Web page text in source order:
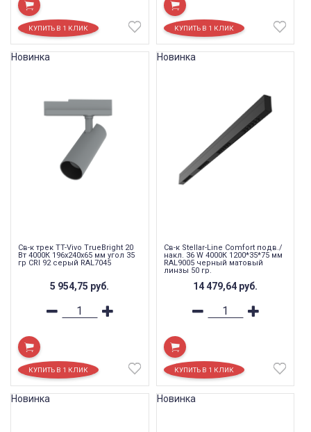
Св-к трек TT-Vivo TrueBright 20
Вт 4000К 196х240х65 мм угол 35
гр CRI 92 серый RAL7045
5 954,75 руб.
Новинка
Св-к Stellar-Line Сomfort подв./
накл. 36 W 4000К 1200*35*75 мм
RAL9005 черный матовый
линзы 50 гр.
14 479,64 руб.
Новинка
Новинка Новинка